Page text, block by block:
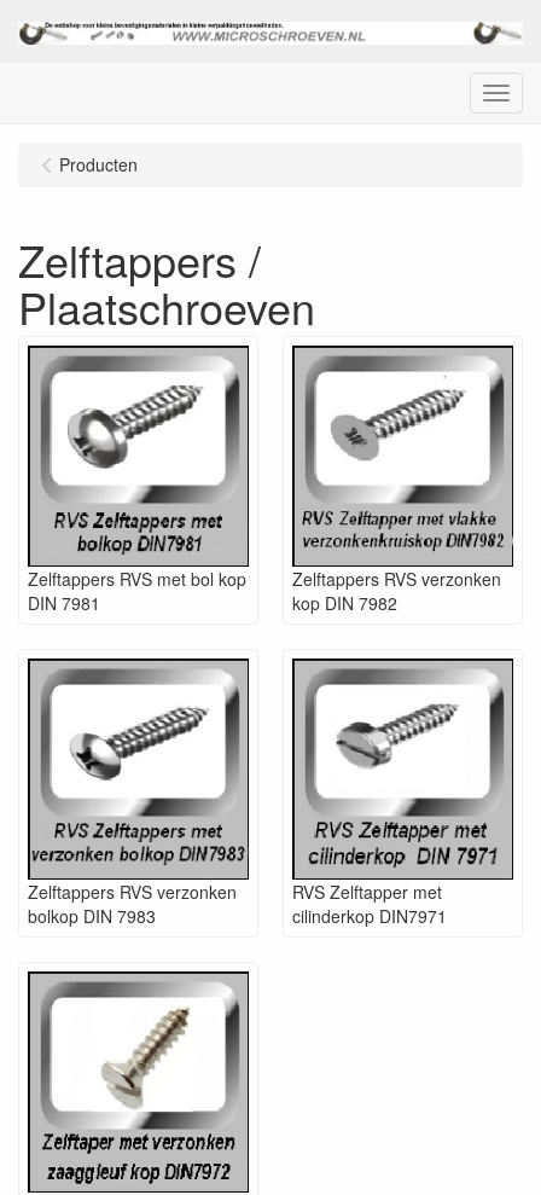
Menu
Producten
Zelftappers /
Plaatschroeven
Zelftappers RVS met bol kop
DIN 7981
Zelftappers RVS verzonken
kop DIN 7982
Zelftappers RVS verzonken
bolkop DIN 7983
RVS Zelftapper met
cilinderkop DIN7971